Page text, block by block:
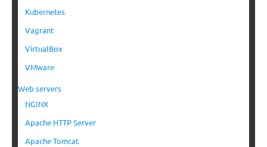
Kubernetes
Vagrant
VirtualBox
VMware
Web servers
NGINX
Apache HTTP Server
Apache Tomcat